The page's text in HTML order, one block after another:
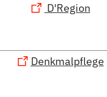
D'Region
Denkmalpflege